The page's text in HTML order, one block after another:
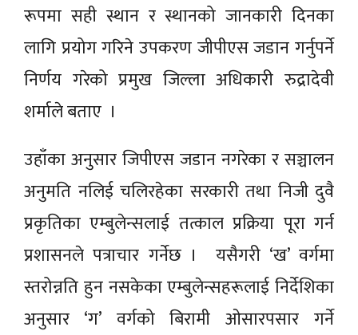
रूपमा सही स्थान र स्थानको जानकारी दिनका
लागि प्रयोग गरिने उपकरण जीपीएस जडान गर्नुपर्ने
निर्णय गरेको प्रमुख जिल्ला अधिकारी रुद्रादेवी
शर्माले बताए ।
उहाँका अनुसार जिपीएस जडान नगरेका र सञ्चालन
अनुमति नलिई चलिरहेका सरकारी तथा निजी दुवै
प्रकृतिका एम्बुलेन्सलाई तत्काल प्रक्रिया पूरा गर्न
प्रशासनले पत्राचार गर्नेछ । यसैगरी ‘ख’ वर्गमा
स्तरोन्नति हुन नसकेका एम्बुलेन्सहरूलाई निर्देशिका
अनुसार ‘ग’ वर्गको बिरामी ओसारपसार गर्ने